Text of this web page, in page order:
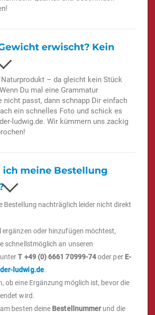
erwischt? Kein
– da gleicht kein Stück
Du mal eine Grammatur
nicht passt, dann schnapp Dir einfach
ein schnelles Foto und schick es
ludwig.de. Wir kümmern uns zackig
ich meine Bestellung
Bestellung nachträglich leider nicht direkt
ergänzen oder hinzufügen möchtest,
schnellstmöglich an unseren
unterT +49 (0) 6661 70999-74oder per E-
ludwig.de.
ob eine Ergänzung möglich ist, bevor die
wird.
besten deine Bestellnummerund die